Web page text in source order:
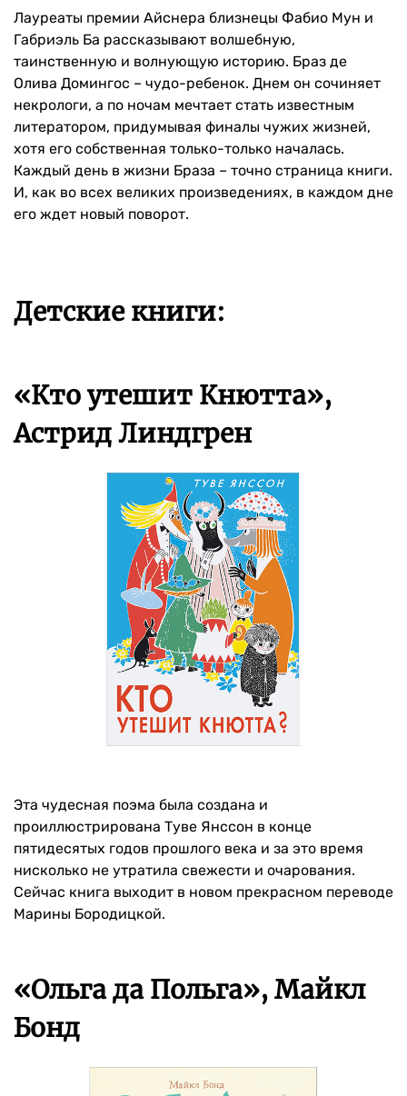
Лауреаты премии Айснера близнецы Фабио Мун и
Габриэль Ба рассказывают волшебную,
таинственную и волнующую историю. Браз де
Олива Домингос – чудо-ребенок. Днем он сочиняет
некрологи, а по ночам мечтает стать известным
литератором, придумывая финалы чужих жизней,
хотя его собственная только-только началась.
Каждый день в жизни Браза – точно страница книги.
И, как во всех великих произведениях, в каждом дне
его ждет новый поворот.
Детские книги:
«Кто утешит Кнютта»,
Астрид Линдгрен
Эта чудесная поэма была создана и
проиллюстрирована Туве Янссон в конце
пятидесятых годов прошлого века и за это время
нисколько не утратила свежести и очарования.
Сейчас книга выходит в новом прекрасном переводе
Марины Бородицкой.
«Ольга да Польга», Майкл
Бонд